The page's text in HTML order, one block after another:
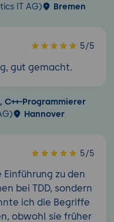
IT AG) Bremen
5/5
gut gemacht.
Programmierer
Hannover
5/5
zu den
bei TDD, sondern
ich die Begriffe
obwohl sie früher